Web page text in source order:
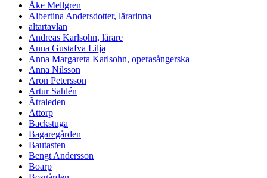
Åke Mellgren
Albertina Andersdotter, lärarinna
altartavlan
Andreas Karlsohn, lärare
Anna Gustafva Lilja
Anna Margareta Karlsohn, operasångerska
Anna Nilsson
Aron Petersson
Artur Sahlén
Ätraleden
Attorp
Backstuga
Bagaregården
Bautasten
Bengt Andersson
Boarp